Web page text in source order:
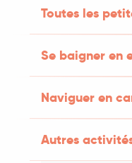
Toutes les
Se baigner en
Naviguer en
Autres
locaux,
de Gagnac sur
lien direct entre
et de